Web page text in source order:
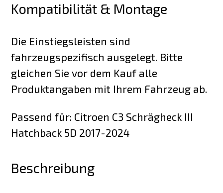
Kompatibilität & Montage
Die Einstiegsleisten sind
fahrzeugspezifisch ausgelegt. Bitte
gleichen Sie vor dem Kauf alle
Produktangaben mit Ihrem Fahrzeug ab.
Passend für: Citroen C3 Schrägheck III
Hatchback 5D 2017-2024
Beschreibung